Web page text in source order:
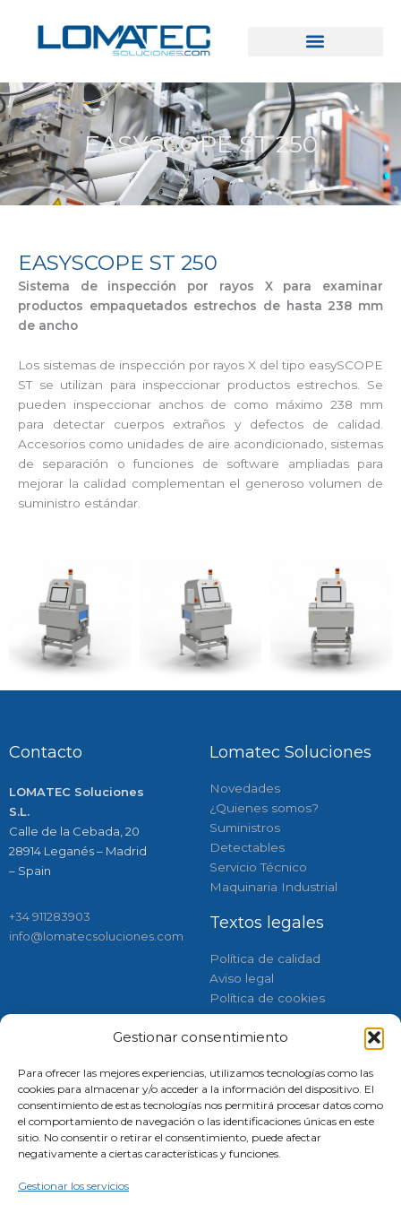
Gestionar consentimiento
Para ofrecer las mejores experiencias, utilizamos tecnologías como las
cookies para almacenar y/o acceder a la información del dispositivo. El
consentimiento de estas tecnologías nos permitirá procesar datos como
el comportamiento de navegación o las identificaciones únicas en este
sitio. No consentir o retirar el consentimiento, puede afectar
negativamente a ciertas características y funciones.
Gestionar los servicios
contenido
EASYSCOPE ST 250
EASYSCOPE ST 250
Sistema de inspección por rayos X para examinar
productos empaquetados estrechos de hasta 238 mm
de ancho
Los sistemas de inspección por rayos X del tipo easySCOPE
ST se utilizan para inspeccionar productos estrechos. Se
pueden inspeccionar anchos de como máximo 238 mm
para detectar cuerpos extraños y defectos de calidad.
Accesorios como unidades de aire acondicionado, sistemas
de separación o funciones de software ampliadas para
mejorar la calidad complementan el generoso volumen de
suministro estándar.
Contacto
LOMATEC Soluciones
S.L.
Calle de la Cebada, 20
28914 Leganés – Madrid
– Spain
+34 911283903
info@lomatecsoluciones.com
Lomatec Soluciones
Novedades
¿Quienes somos?
Suministros
Detectables
Servicio Técnico
Maquinaria Industrial
Textos legales
Política de calidad
Aviso legal
Política de cookies
Instagram
Linkedin
Tiktok